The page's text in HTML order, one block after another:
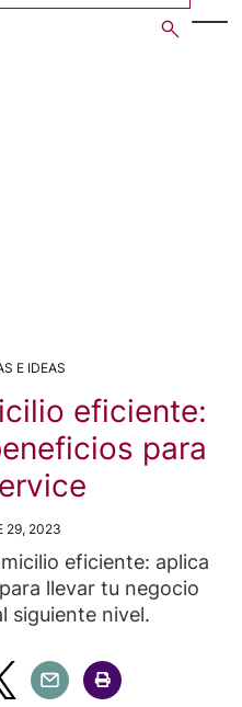
E IDEAS
eficiente:
para
29, 2023
eficiente: aplica
llevar tu negocio
siguiente nivel.
LinkedinTwitter
Compartir Email
Compartir Imprimir